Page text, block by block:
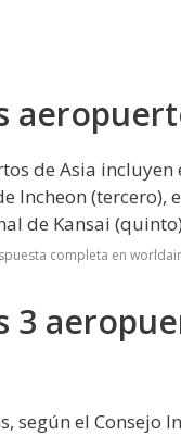
de Asia
Incheon
de Kansai
completa en
3
según el Consejo